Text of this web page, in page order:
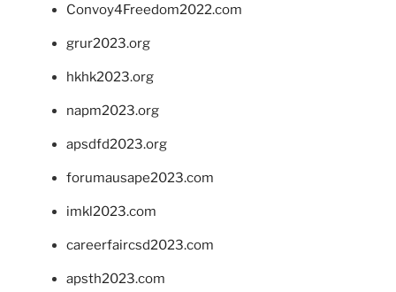
Convoy4Freedom2022.com
grur2023.org
hkhk2023.org
napm2023.org
apsdfd2023.org
forumausape2023.com
imkl2023.com
careerfaircsd2023.com
apsth2023.com